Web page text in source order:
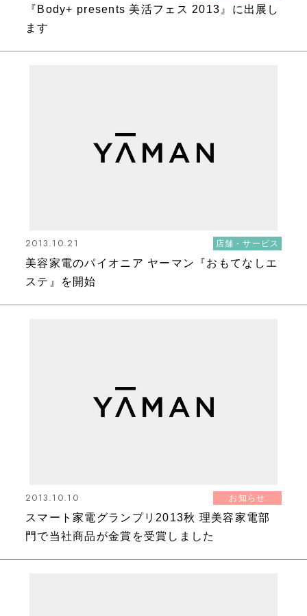
『Body+ presents 美活フェス 2013』に出展し
ます
2013.10.21 店舗・サービス
美容家電のパイオニア ヤーマン『おもてなしエ
ステ』を開始
2013.10.10 お知らせ
スマート家電グランプリ2013秋 理美容家電部
門で当社商品が金賞を受賞しました